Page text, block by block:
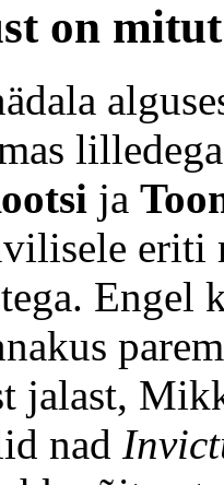
on
ja
eriti
Engel
jalast,
nad